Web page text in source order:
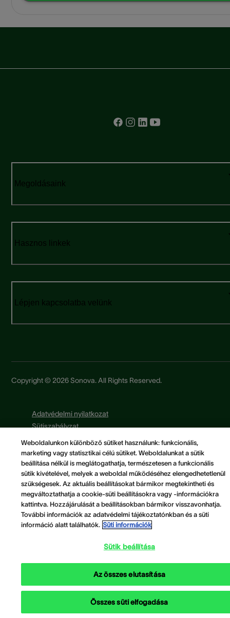
Megoldásaink
Hasznos linkek
Lépjen kapcsolatba velünk
Copyright © 2026 Sonova. All Rights Reserved.
Adatvédelmi nyilatkozat
Sütiszabályzat
ÁSZF
Weboldalunkon különböző sütiket használunk: funkcionális,
marketing vagy statisztikai célú sütiket. Weboldalunkat a sütik
beállítása nélkül is meglátogathatja, természetesen a funkcionális
sütik kivételével, melyek a weboldal működéséhez elengedhetetlenül
szükségesek. Az aktuális beállításokat bármikor megtekintheti és
megváltoztathatja a cookie-süti beállításokra vagy -információkra
kattintva. Hozzájárulását a beállításokban bármikor visszavonhatja.
További információk az adatvédelmi tájékoztatónkban és a süti
információ alatt találhatók. Süti információk
Sütik beállítása
Az összes elutasítása
Összes süti elfogadása